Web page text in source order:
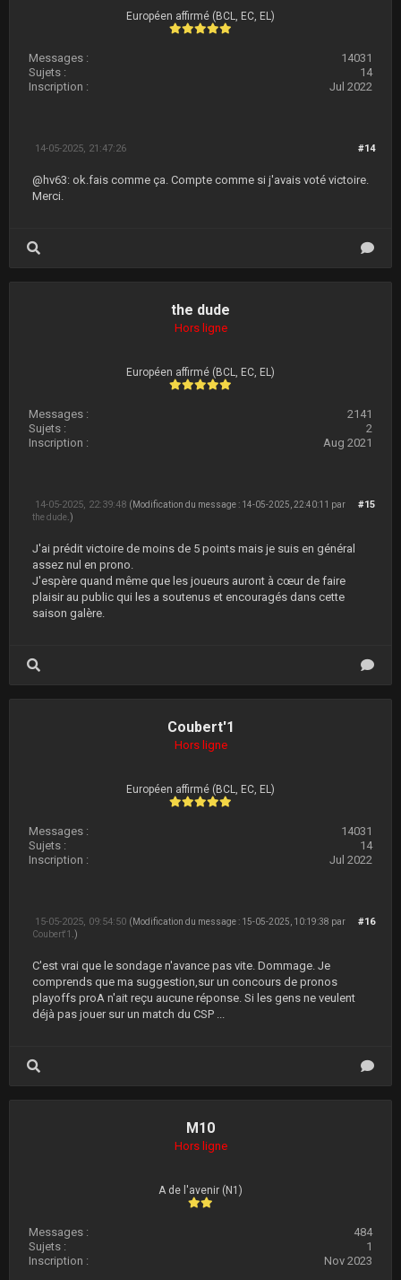
Européen affirmé (BCL, EC, EL)
Messages :
14031
Sujets :
14
Inscription :
Jul 2022
#14
14-05-2025, 21:47:26
@hv63: ok.fais comme ça. Compte comme si j'avais voté victoire.
Merci.
the dude
Hors ligne
Européen affirmé (BCL, EC, EL)
Messages :
2141
Sujets :
2
Inscription :
Aug 2021
#15
14-05-2025, 22:39:48 (Modification du message : 14-05-2025, 22:40:11 par
the dude .)
J'ai prédit victoire de moins de 5 points mais je suis en général
assez nul en prono.
J'espère quand même que les joueurs auront à cœur de faire
plaisir au public qui les a soutenus et encouragés dans cette
saison galère.
Coubert'1
Hors ligne
Européen affirmé (BCL, EC, EL)
Messages :
14031
Sujets :
14
Inscription :
Jul 2022
#16
15-05-2025, 09:54:50 (Modification du message : 15-05-2025, 10:19:38 par
Coubert'1
.)
C'est vrai que le sondage n'avance pas vite. Dommage. Je
comprends que ma suggestion,sur un concours de pronos
playoffs proA n'ait reçu aucune réponse. Si les gens ne veulent
déjà pas jouer sur un match du CSP ...
M10
Hors ligne
A de l'avenir (N1)
Messages :
484
Sujets :
1
Inscription :
Nov 2023